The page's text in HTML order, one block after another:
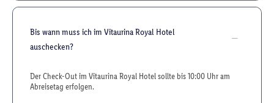
Bis wann muss ich im Vitaurina Royal Hotel
auschecken?
Der Check-Out im Vitaurina Royal Hotel sollte bis 10:00 Uhr am
Abreisetag erfolgen.